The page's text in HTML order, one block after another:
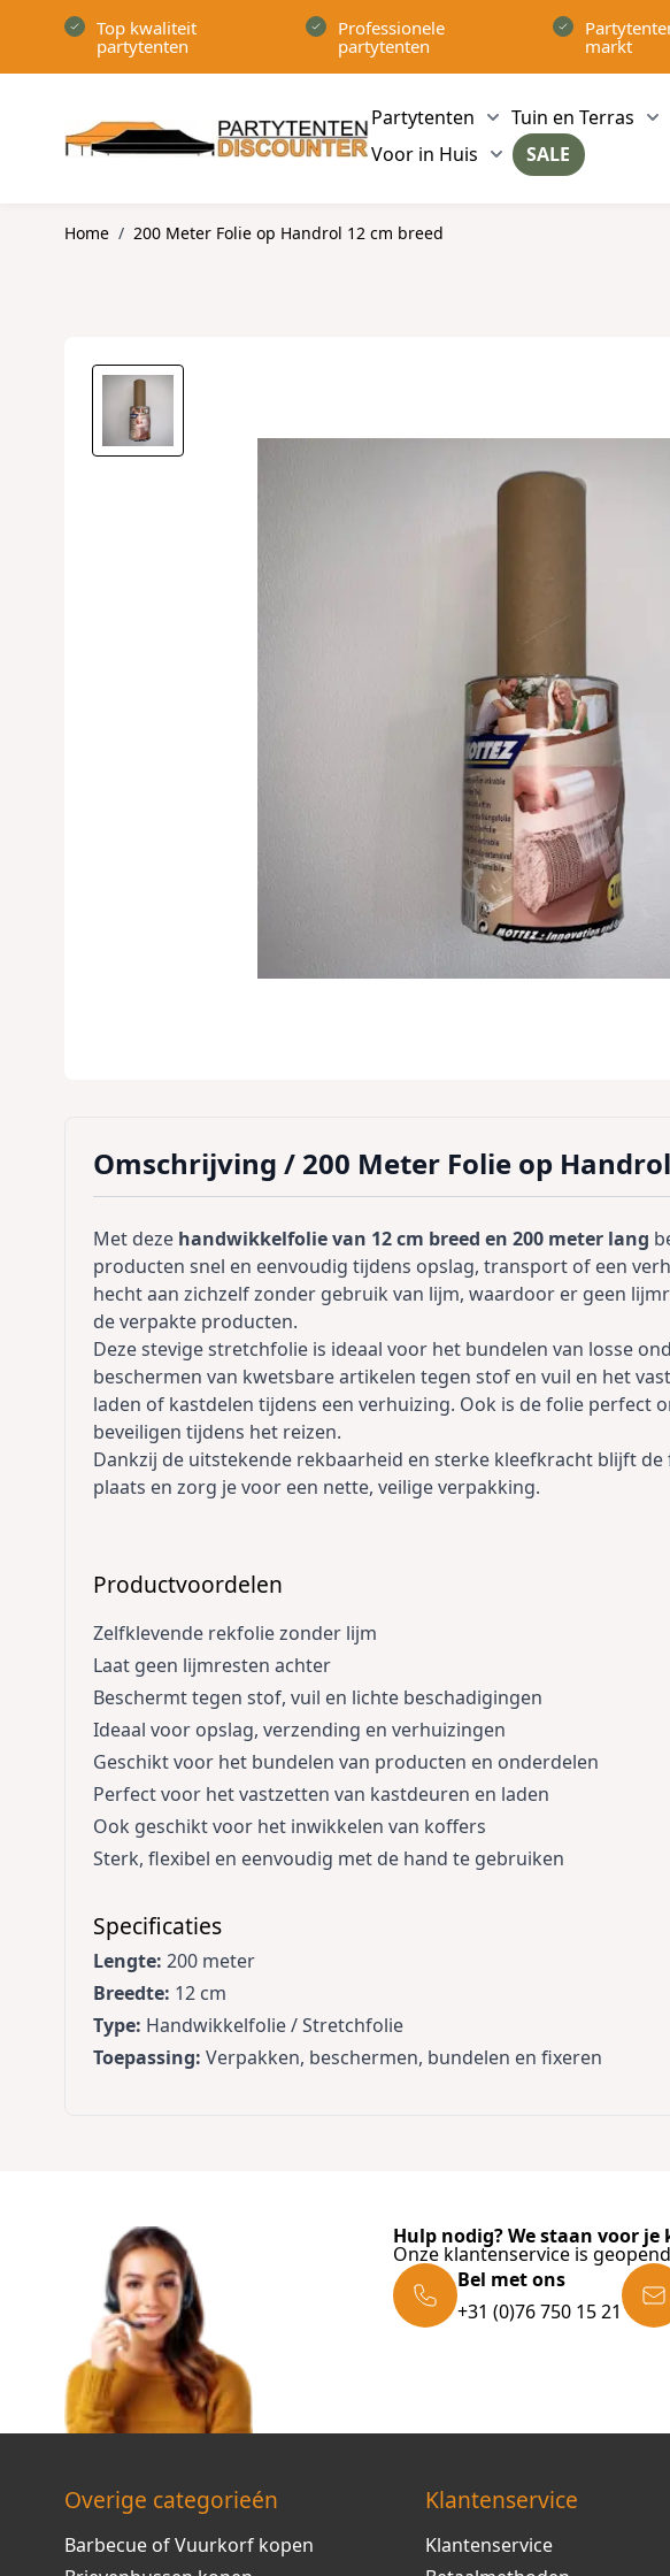
Top kwaliteit
partytenten
Professionele
partytenten
markt
Partytenten
Show submenu for
Tuin en Terras
Voor in Huis
Show submenu for
SALE
Home / 200 Meter Folie op Handrol 12 cm breed
Omschrijving / 200 Meter Folie op
Met deze handwikkelfolie van 12 cm breed en 200 meter lang
producten snel en eenvoudig tijdens opslag, transport of een
hecht aan zichzelf zonder gebruik van lijm, waardoor er geen
de verpakte producten.
Deze stevige stretchfolie is ideaal voor het bundelen van losse
beschermen van kwetsbare artikelen tegen stof en vuil en het
laden of kastdelen tijdens een verhuizing. Ook is de folie perfect
beveiligen tijdens het reizen.
Dankzij de uitstekende rekbaarheid en sterke kleefkracht blijft de
plaats en zorg je voor een nette, veilige verpakking.
Productvoordelen
Zelfklevende rekfolie zonder lijm
Laat geen lijmresten achter
Beschermt tegen stof, vuil en lichte beschadigingen
Ideaal voor opslag, verzending en verhuizingen
Geschikt voor het bundelen van producten en onderdelen
Perfect voor het vastzetten van kastdeuren en laden
Ook geschikt voor het inwikkelen van koffers
Sterk, flexibel en eenvoudig met de hand te gebruiken
Specificaties
Lengte: 200 meter
Breedte: 12 cm
Type: Handwikkelfolie / Stretchfolie
Toepassing: Verpakken, beschermen, bundelen en fixeren
Hulp nodig? We staan voor je
Onze klantenservice is
Bel met ons
+31 (0)76 750 15 21
Overige categorieén
Barbecue of Vuurkorf kopen
Klantenservice
Klantenservice